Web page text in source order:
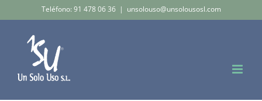
contenido
Teléfono: 91 478 06 36 | unsolouso@unsolousosl.com